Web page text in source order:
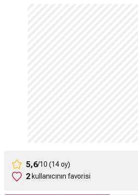
5,6/10 (14 oy)
2 kullanıcının favorisi